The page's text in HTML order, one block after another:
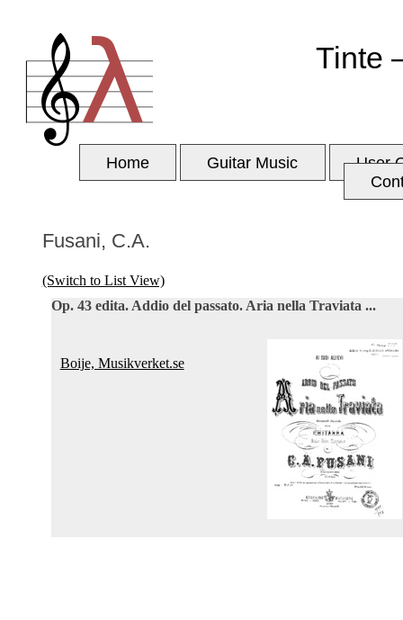
Tinte
Home Guitar Music
User
Fusani, C.A.
(Switch to List View)
Op. 43 edita. Addio del passato. Aria nella Traviata ...
Boije, Musikverket.se